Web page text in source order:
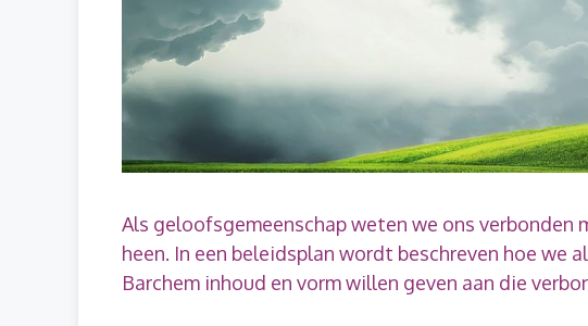
Als geloofsgemeenschap weten we ons verbonden
heen. In een beleidsplan wordt beschreven hoe we
Barchem inhoud en vorm willen geven aan die